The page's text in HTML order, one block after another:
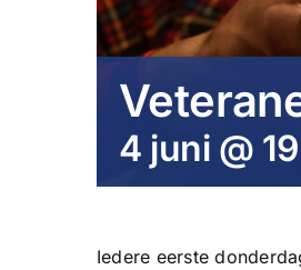
4 juni @
Iedere eerste